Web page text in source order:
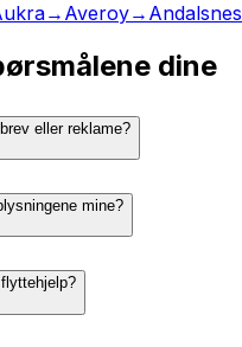
→ Averoy→ Andalsnes
dine
eller reklame?
mine?